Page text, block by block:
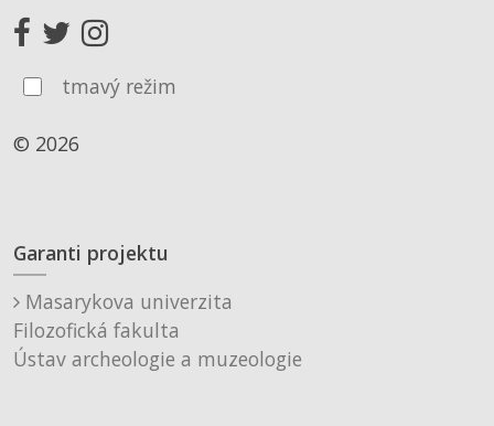
tmavý režim
© 2026
Garanti projektu
Masarykova univerzita
Filozofická fakulta
Ústav archeologie a muzeologie